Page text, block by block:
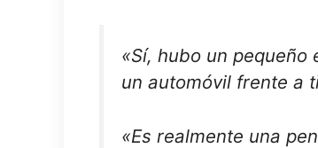
«Sí, hubo un
un automóvil frente a
«Es realmente una